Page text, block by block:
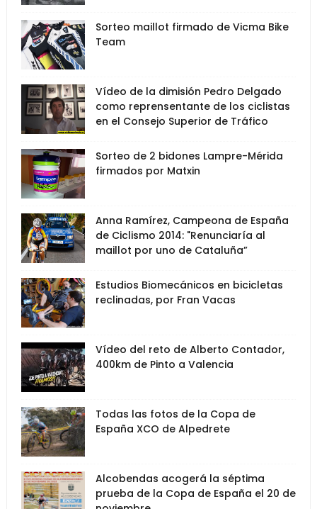
Sorteo maillot firmado de Vicma Bike
Team
Vídeo de la dimisión Pedro Delgado
como reprensentante de los ciclistas
en el Consejo Superior de Tráfico
Sorteo de 2 bidones Lampre-Mérida
firmados por Matxin
Anna Ramírez, Campeona de España
de Ciclismo 2014: "Renunciaría al
maillot por uno de Cataluña”
Estudios Biomecánicos en bicicletas
reclinadas, por Fran Vacas
Vídeo del reto de Alberto Contador,
400km de Pinto a Valencia
Todas las fotos de la Copa de
España XCO de Alpedrete
Alcobendas acogerá la séptima
prueba de la Copa de España el 20 de